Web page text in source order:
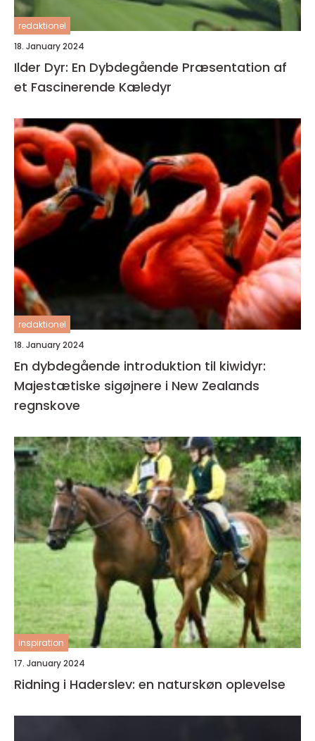
redaktionel
18. January 2024
Ilder Dyr: En Dybdegående Præsentation af
et Fascinerende Kæledyr
redaktionel
18. January 2024
En dybdegående introduktion til kiwidyr:
Majestætiske sigøjnere i New Zealands
regnskove
inspiration
17. January 2024
Ridning i Haderslev: en naturskøn oplevelse